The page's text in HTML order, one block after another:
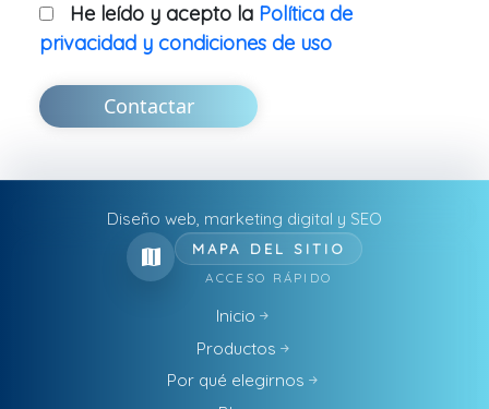
He leído y acepto la Política de
privacidad y condiciones de uso
Contactar
Diseño web, marketing digital y SEO
MAPA DEL SITIO
ACCESO RÁPIDO
Inicio
Productos
Por qué elegirnos